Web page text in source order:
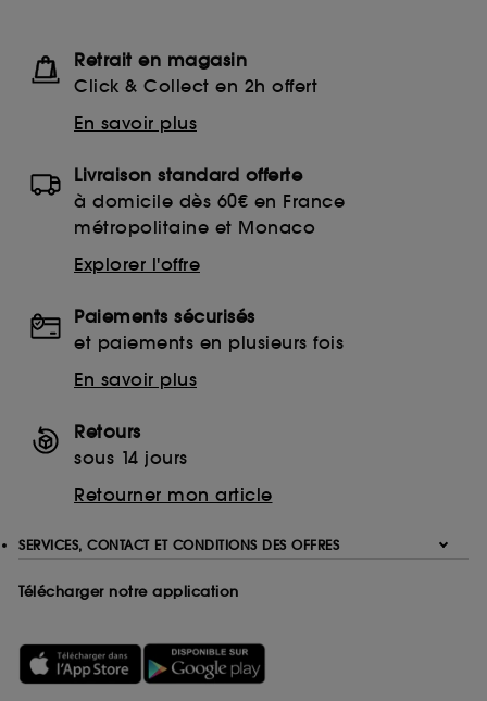
Retrait en magasin
Click & Collect en 2h offert
En savoir plus
Livraison standard offerte
à domicile dès 60€ en France
métropolitaine et Monaco
Explorer l'offre
Paiements sécurisés
et paiements en plusieurs fois
En savoir plus
Retours
sous 14 jours
Retourner mon article
SERVICES, CONTACT ET CONDITIONS DES OFFRES
Télécharger notre application